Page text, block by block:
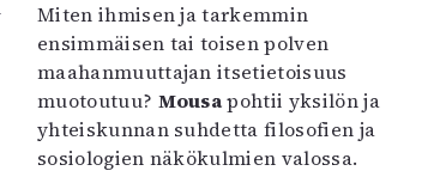
Miten ihmisen ja tarkemmin
ensimmäisen tai toisen polven
maahanmuuttajan itsetietoisuus
muotoutuu? Mousapohtii yksilön ja
yhteiskunnan suhdetta filosofien ja
sosiologien näkökulmien valossa.